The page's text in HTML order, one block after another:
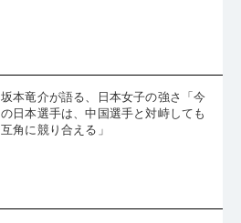
坂本竜介が語る、日本女子の強さ「今
の日本選手は、中国選手と対峙しても
互角に競り合える」